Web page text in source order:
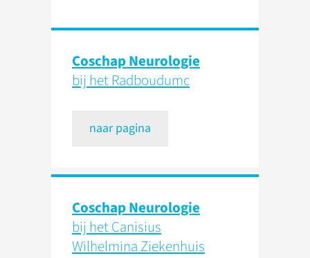
Coschap Neurologie
bij het Radboudumc
naar pagina
Coschap Neurologie
bij het Canisius
Wilhelmina Ziekenhuis